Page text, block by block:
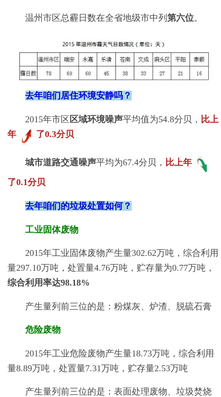
温州市区总霾日数在全省地级市中列 第六位。
去年咱们居住环境安静吗？
2015年市区 区域环境噪声平均值为54.8分贝， 比上
年
了0.3分贝
城市道路交通噪声平均为67.4分贝， 比上年
了0.1分贝
去年咱们的垃圾处置如何？
工业固体废物
2015年工业固体废物产生量302.62万吨，综合利用
量297.10万吨，处置量4.76万吨，贮存量为0.77万吨，
综合利用率达98.18%
产生量列前三位的是：粉煤灰、炉渣、脱硫石膏
危险废物
2015年工业危险废物产生量18.73万吨，综合利用
量8.89万吨，处置量7.31万吨，贮存量2.53万吨
产生量列前三位的是：表面处理废物、垃圾焚烧